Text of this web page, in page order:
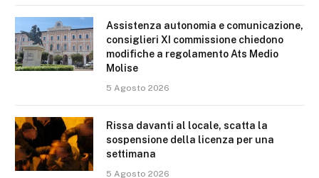
Assistenza autonomia e comunicazione,
consiglieri XI commissione chiedono
modifiche a regolamento Ats Medio
Molise
5 Agosto 2026
Rissa davanti al locale, scatta la
sospensione della licenza per una
settimana
5 Agosto 2026